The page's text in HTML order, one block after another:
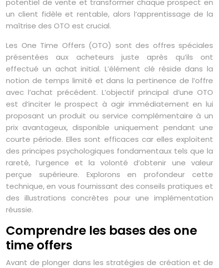
potentiel de vente et transformer chaque prospect en
un client fidèle et rentable, alors l’apprentissage de la
maîtrise des OTO est crucial.
Les One Time Offers (OTO) sont des offres spéciales
présentées aux acheteurs juste après qu’ils ont
effectué un achat initial. L’élément clé réside dans la
notion de temps limité et dans la pertinence de l’offre
avec l’achat précédent. L’objectif principal d’une OTO
est d’inciter le prospect à agir immédiatement en lui
proposant un produit ou service complémentaire à un
prix avantageux, disponible uniquement pendant une
courte période. Elles sont efficaces car elles exploitent
des principes psychologiques fondamentaux tels que la
rareté, l’urgence et la volonté d’obtenir une valeur
perçue supérieure. Explorons en profondeur cette
technique, en vous fournissant des conseils pratiques et
des illustrations concrètes pour une implémentation
réussie.
Comprendre les bases des one
time offers
Avant de plonger dans les stratégies de création et de